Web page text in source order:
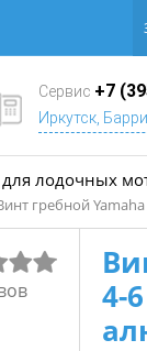
Сервис +7
Иркутск,
лодочных
гребной
4-